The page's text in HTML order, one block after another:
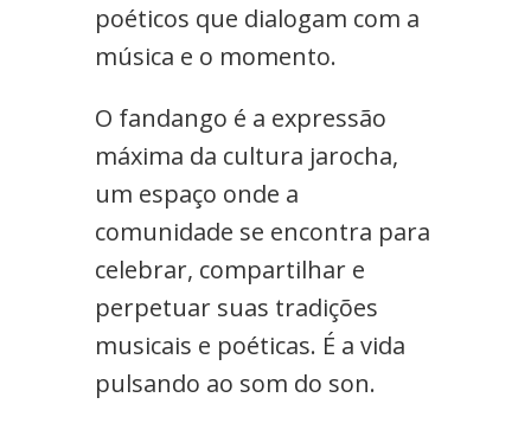
poéticos que dialogam com a
música e o momento.
O fandango é a expressão
máxima da cultura jarocha,
um espaço onde a
comunidade se encontra para
celebrar, compartilhar e
perpetuar suas tradições
musicais e poéticas. É a vida
pulsando ao som do son.